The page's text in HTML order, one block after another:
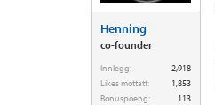
Henning
co-founder
Innlegg:
2,918
Likes mottatt:
1,853
Bonuspoeng:
113